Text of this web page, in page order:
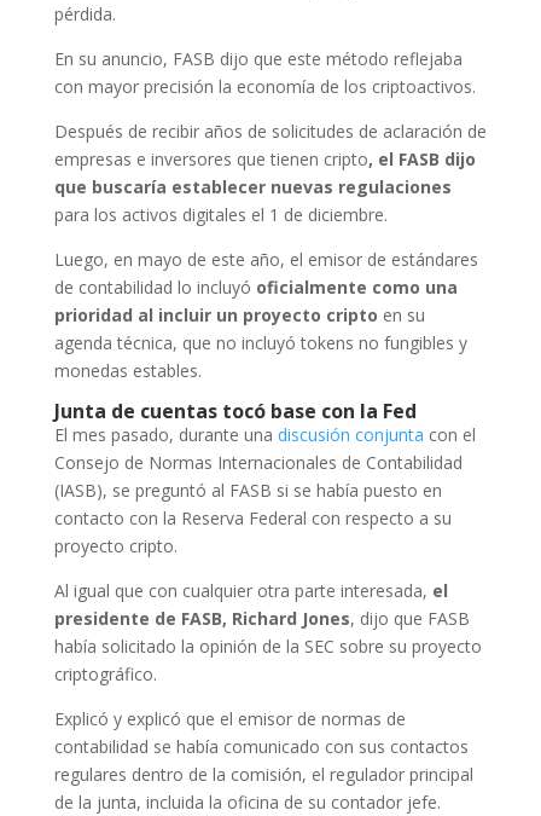
pérdida.
En su anuncio, FASB dijo que este método reflejaba
con mayor precisión la economía de los criptoactivos.
Después de recibir años de solicitudes de aclaración de
empresas e inversores que tienen cripto, el FASB dijo
que buscaría establecer nuevas regulaciones
para los activos digitales el 1 de diciembre.
Luego, en mayo de este año, el emisor de estándares
de contabilidad lo incluyó oficialmente como una
prioridad al incluir un proyecto cripto en su
agenda técnica, que no incluyó tokens no fungibles y
monedas estables.
Junta de cuentas tocó base con la Fed
El mes pasado, durante una discusión conjunta con el
Consejo de Normas Internacionales de Contabilidad
(IASB), se preguntó al FASB si se había puesto en
contacto con la Reserva Federal con respecto a su
proyecto cripto.
Al igual que con cualquier otra parte interesada, el
presidente de FASB, Richard Jones, dijo que FASB
había solicitado la opinión de la SEC sobre su proyecto
criptográfico.
Explicó y explicó que el emisor de normas de
contabilidad se había comunicado con sus contactos
regulares dentro de la comisión, el regulador principal
de la junta, incluida la oficina de su contador jefe.